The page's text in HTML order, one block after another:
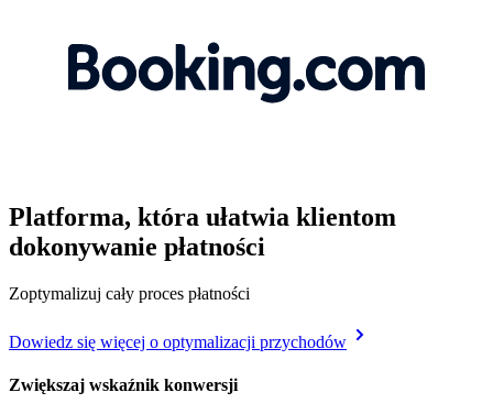
Platforma, która ułatwia klientom
dokonywanie płatności
Zoptymalizuj cały proces płatności
Dowiedz się więcej o optymalizacji przychodów
Zwiększaj wskaźnik konwersji